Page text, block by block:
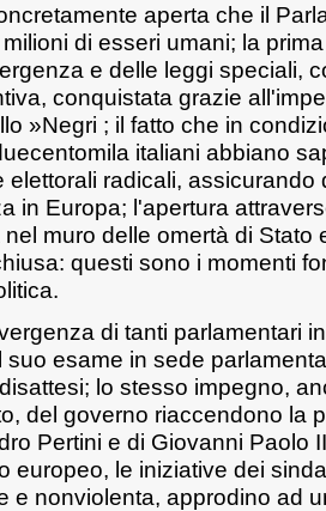
aperta che il
di esseri umani; la
e delle leggi speciali,
conquistata grazie
»Negri ; il fatto che in
italiani abbiano
elettorali radicali, assicurando
in Europa; l'apertura
muro delle omertà di Stato
questi sono i momenti
di tanti parlamentari
suo esame in sede
lo stesso impegno,
del governo riaccendono la
Pertini e di Giovanni Paolo
europeo, le iniziative dei
e nonviolenta, approdino ad